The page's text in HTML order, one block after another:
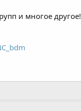
и многое другое!